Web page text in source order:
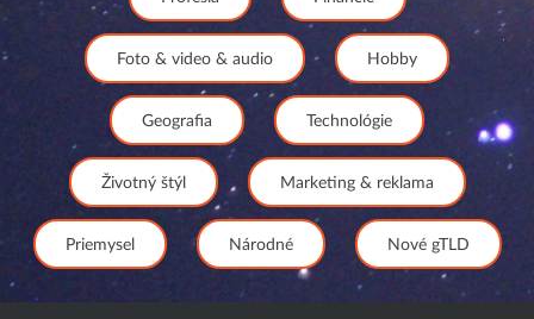
Foto & video & audio Hobby
Geografia Technológie
Životný štýl Marketing & reklama
Priemysel Národné Nové gTLD